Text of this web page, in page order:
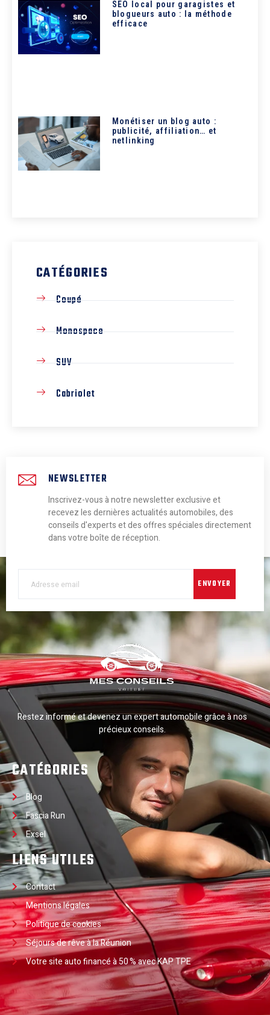
SEO local pour garagistes et
blogueurs auto : la méthode
efficace
Monétiser un blog auto :
publicité, affiliation… et
netlinking
CATÉGORIES
Coupé
Monospace
SUV
Cabriolet
NEWSLETTER
Inscrivez-vous à notre newsletter exclusive et
recevez les dernières actualités automobiles, des
conseils d'experts et des offres spéciales directement
dans votre boîte de réception.
ENVOYER
Restez informé et devenez un expert automobile grâce à nos
précieux conseils.
CATÉGORIES
Blog
Fascia Run
Exsel
LIENS UTILES
Contact
Mentions légales
Politique de cookies
Séjours de rêve à la Réunion
Votre site auto financé à 50 % avec KAP TPE